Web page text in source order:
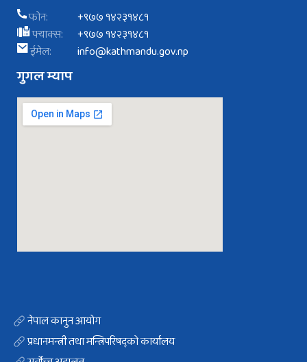
फोन:
फ्याक्स:
ईमेल:
+९७७ १४२३१४८१
+९७७ १४२३१४८१
info@kathmandu.gov.np
गुगल म्याप
नेपाल कानुन आयोग
प्रधानमन्त्री तथा मन्त्रिपरिषद्को कार्यालय